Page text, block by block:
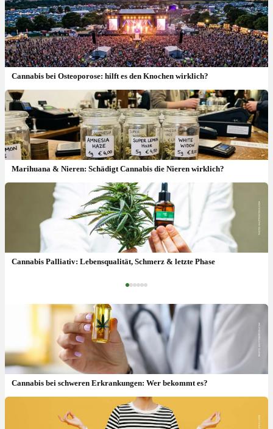
Cannabis bei Osteoporose: hilft es den Knochen wirklich?
Marihuana & Nieren: Schädigt Cannabis die Nieren wirklich?
Cannabis Palliativ: Lebensqualität, Schmerz & letzte Phase
Tumorerkankungen: Ursachen, Symptome & Erfahrung mit
medizinischen Cannabis
Cannabis bei schweren Erkrankungen: Wer bekommt es?